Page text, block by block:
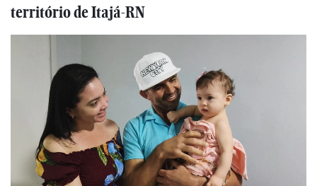
território de Itajá-RN